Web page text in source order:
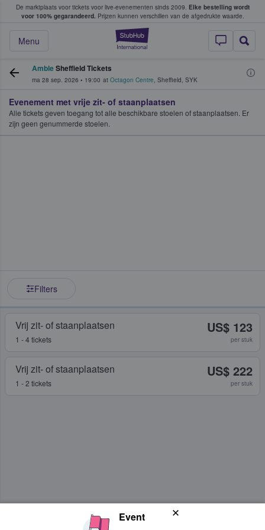
De marktplaats voor tickets voor live-evenementen sinds 2009. Elke bestelling wordt
voor 100% gegarandeerd. Prijzen kunnen verschillen van de afgedrukte waarde.
StubHub: waar
Menu
tickets kopen en verkopen
AmbleSheffield Tickets
ma 28 sep. 2026 • 19:00 at Octagon Centre, Sheffield, SYK
Evenement met vrije zit- of staanplaatsen
Alle tickets geven toegang tot alle beschikbare stoelen of staanplaatsen. Er
zijn geen genummerde stoelen.
Filters
Vrij zit- of staanplaatsen
1 - 4 tickets
US$ 123
per stuk
Vrij zit- of staanplaatsen
1 - 2 tickets
US$ 222
per stuk
Event